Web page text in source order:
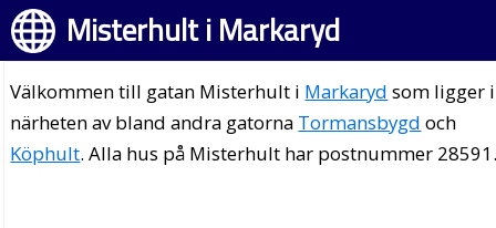
Misterhult i Markaryd
Välkommen till gatan Misterhult i Markaryd som ligger i
närheten av bland andra gatorna Tormansbygd och
Köphult. Alla hus på Misterhult har postnummer